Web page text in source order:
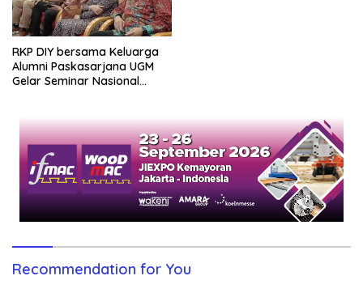
RKP DIY bersama Keluarga
Alumni Paskasarjana UGM
Gelar Seminar Nasional
Recommendation for You